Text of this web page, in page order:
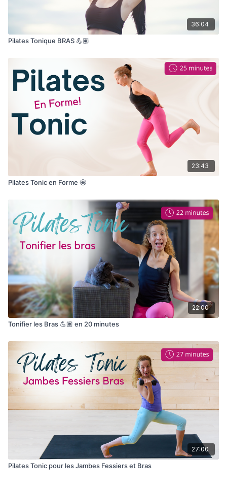
36:04
Pilates Tonique BRAS 💪🏽
23:43
Pilates Tonic en Forme 🤩
22:00
Tonifier les Bras 💪🏽 en 20 minutes
27:00
Pilates Tonic pour les Jambes Fessiers et Bras